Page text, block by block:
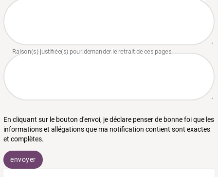
En cliquant sur le bouton d'envoi, je déclare penser de bonne foi que les
informations et allégations que ma notification contient sont exactes
et complètes.
envoyer